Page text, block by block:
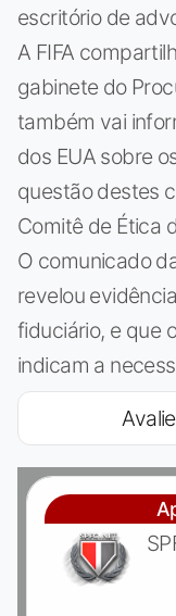
escritório de
A FIFA
gabinete do
também vai
dos EUA sobre
questão destes
Comitê de Ética
O comunicado
revelou
fiduciário, e que
indicam a